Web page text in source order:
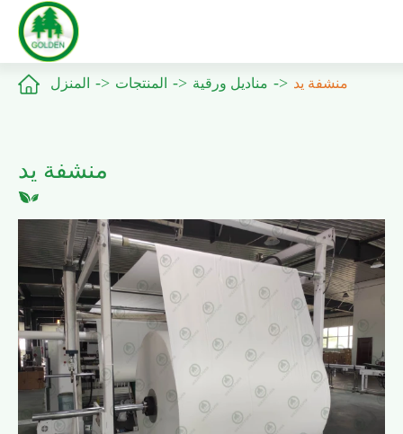
 المنزل المنتجات مناديل ورقية منشفة يد
منشفة يد